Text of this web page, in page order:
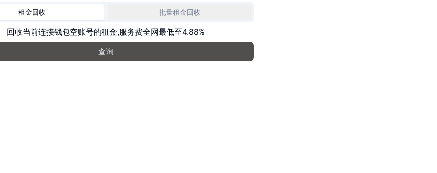
租金回收 批量租金回收
回收当前连接钱包空账号的租金,服务费全网最低至4.88%
查询